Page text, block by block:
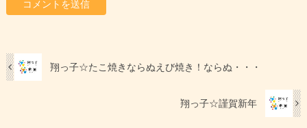
翔っ子☆たこ焼きならぬえび焼き！ならぬ・・・
翔っ子☆謹賀新年